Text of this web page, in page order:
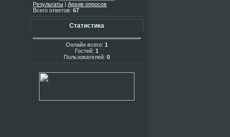
Результаты
Архив опросов
Всего ответов: 67
Статистика
Онлайн всего: 1
Гостей: 1
Пользователей: 0